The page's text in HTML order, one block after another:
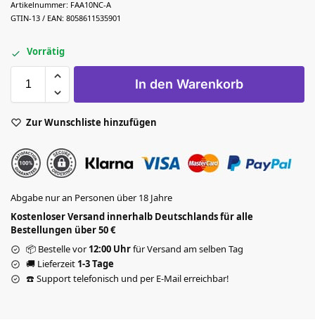
Artikelnummer: FAA10NC-A
GTIN-13 / EAN: 8058611535901
Vorrätig
In den Warenkorb
Zur Wunschliste hinzufügen
Abgabe nur an Personen über 18 Jahre
Kostenloser Versand innerhalb Deutschlands für alle
Bestellungen über 50 €
📦 Bestelle vor12:00 Uhrfür Versand am selben Tag
🚚 Lieferzeit 1-3 Tage
☎️ Support telefonisch und per E-Mail erreichbar!